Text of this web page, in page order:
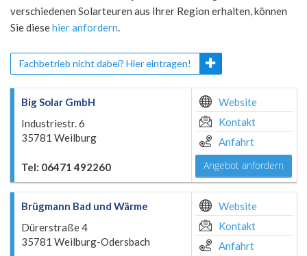
verschiedenen Solarteuren aus Ihrer Region erhalten, können
Sie diesehier anfordern.
Fachbetrieb nicht dabei? Hier eintragen!
Big Solar GmbH
Industriestr. 6
35781 Weilburg
Tel: 06471 492260
Website
Kontakt
Anfahrt
Angebot anfordern
Brügmann Bad und Wärme
Dürerstraße 4
35781 Weilburg-Odersbach
Website
Kontakt
Anfahrt